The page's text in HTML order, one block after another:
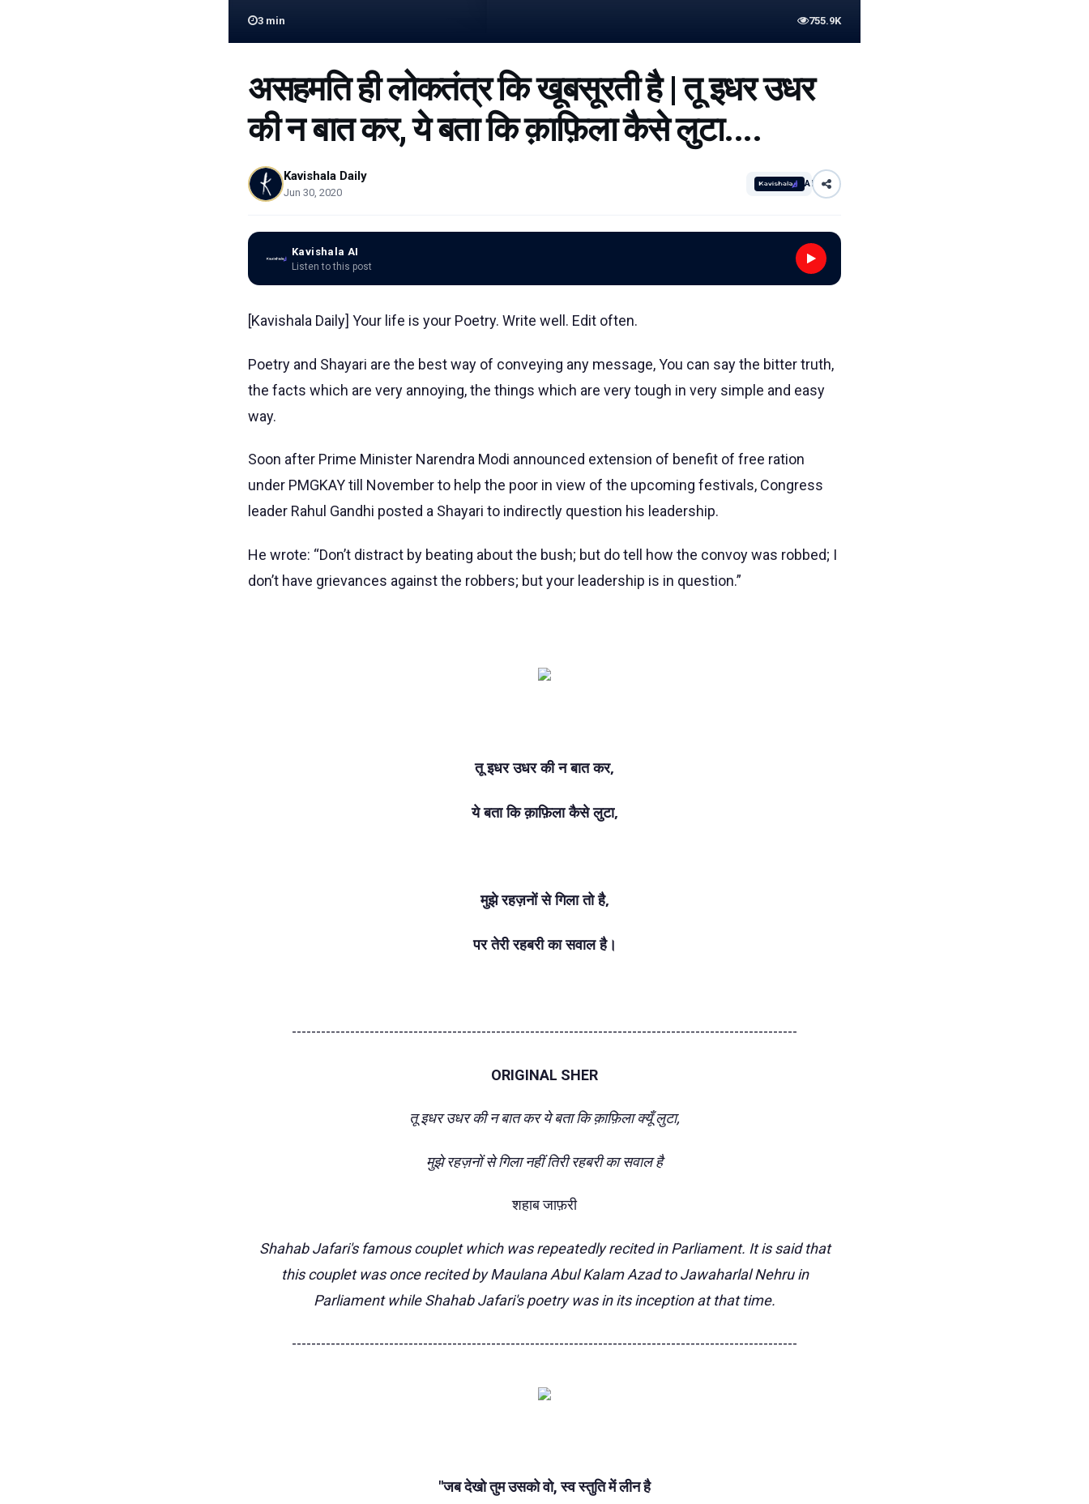
3 min 755.9K
असहमति ही लोकतंत्र कि खूबसूरती है | तू इधर उधर
की न बात कर, ये बता कि क़ाफ़िला कैसे लुटा....
Kavishala Daily
Jun 30, 2020
AI
Kavishala AI
Listen to this post
[Kavishala Daily] Your life is your Poetry. Write well. Edit often.
Poetry and Shayari are the best way of conveying any message, You can say the bitter truth,
the facts which are very annoying, the things which are very tough in very simple and easy
way.
Soon after Prime Minister Narendra Modi announced extension of benefit of free ration
under PMGKAY till November to help the poor in view of the upcoming festivals, Congress
leader Rahul Gandhi posted a Shayari to indirectly question his leadership.
He wrote: “Don’t distract by beating about the bush; but do tell how the convoy was robbed; I
don’t have grievances against the robbers; but your leadership is in question.”
तू इधर उधर की न बात कर,
ये बता कि क़ाफ़िला कैसे लुटा,
मुझे रहज़नों से गिला तो है,
पर तेरी रहबरी का सवाल है।
--------------------------------------------------------------------------------------------------------
ORIGINAL SHER
तू इधर उधर की न बात कर ये बता कि क़ाफ़िला क्यूँ लुटा,
मुझे रहज़नों से गिला नहीं तिरी रहबरी का सवाल है
शहाब जाफ़री
Shahab Jafari's famous couplet which was repeatedly recited in Parliament. It is said that
this couplet was once recited by Maulana Abul Kalam Azad to Jawaharlal Nehru in
Parliament while Shahab Jafari's poetry was in its inception at that time.
--------------------------------------------------------------------------------------------------------
"जब देखो तुम उसको वो, स्व स्तुति में लीन है